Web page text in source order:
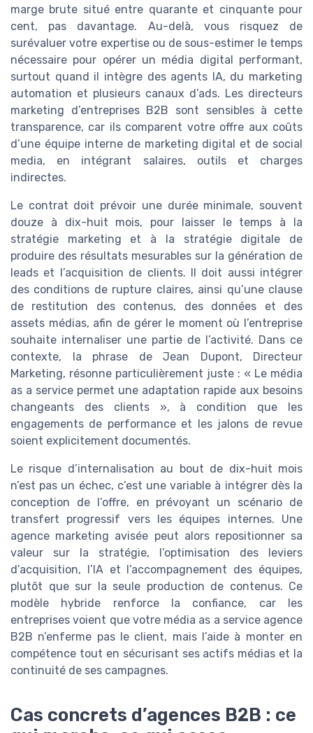
marge brute situé entre quarante et cinquante pour
cent, pas davantage. Au-delà, vous risquez de
surévaluer votre expertise ou de sous-estimer le temps
nécessaire pour opérer un média digital performant,
surtout quand il intègre des agents IA, du marketing
automation et plusieurs canaux d’ads. Les directeurs
marketing d’entreprises B2B sont sensibles à cette
transparence, car ils comparent votre offre aux coûts
d’une équipe interne de marketing digital et de social
media, en intégrant salaires, outils et charges
indirectes.
Le contrat doit prévoir une durée minimale, souvent
douze à dix-huit mois, pour laisser le temps à la
stratégie marketing et à la stratégie digitale de
produire des résultats mesurables sur la génération de
leads et l’acquisition de clients. Il doit aussi intégrer
des conditions de rupture claires, ainsi qu’une clause
de restitution des contenus, des données et des
assets médias, afin de gérer le moment où l’entreprise
souhaite internaliser une partie de l’activité. Dans ce
contexte, la phrase de Jean Dupont, Directeur
Marketing, résonne particulièrement juste : « Le média
as a service permet une adaptation rapide aux besoins
changeants des clients », à condition que les
engagements de performance et les jalons de revue
soient explicitement documentés.
Le risque d’internalisation au bout de dix-huit mois
n’est pas un échec, c’est une variable à intégrer dès la
conception de l’offre, en prévoyant un scénario de
transfert progressif vers les équipes internes. Une
agence marketing avisée peut alors repositionner sa
valeur sur la stratégie, l’optimisation des leviers
d’acquisition, l’IA et l’accompagnement des équipes,
plutôt que sur la seule production de contenus. Ce
modèle hybride renforce la confiance, car les
entreprises voient que votre média as a service agence
B2B n’enferme pas le client, mais l’aide à monter en
compétence tout en sécurisant ses actifs médias et la
continuité de ses campagnes.
Cas concrets d’agences B2B : ce